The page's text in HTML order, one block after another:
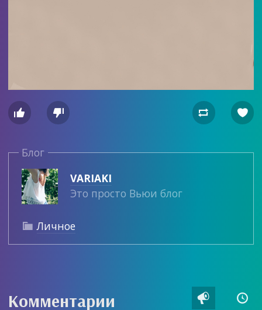
   
Блог
VARIAKI
Это просто Вьюи блог
 Личное
Комментарии  